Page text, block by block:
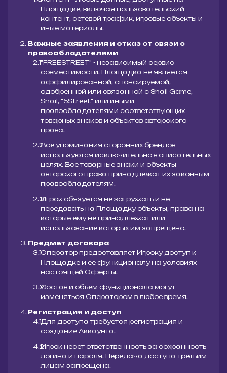
Площадке, включая пользовательский
контент, сетевой трафик, игровые объекты и
иные материалы.
Важные заявления и отказ от связи с
правообладателями
"FREESTREET" - независимый сервис
совместимости. Площадка не является
аффилированной, спонсируемой,
одобренной или связанной с Snail Game,
Snail, "5Street" или иными
правообладателями соответствующих
товарных знаков и объектов авторского
права.
Все упоминания сторонних брендов
используются исключительно в описательных
целях. Все товарные знаки и объекты
авторского права принадлежат их законным
правообладателям.
Игрок обязуется не загружать и не
передавать на Площадку объекты, права на
которые ему не принадлежат или
использование которых им запрещено.
Предмет договора
Оператор предоставляет Игроку доступ к
Площадке и ее функционалу на условиях
настоящей Оферты.
Состав и объем функционала могут
изменяться Оператором в любое время.
Регистрация и доступ
Для доступа требуется регистрация и
создание Аккаунта.
Игрок несет ответственность за сохранность
логина и пароля. Передача доступа третьим
лицам запрещена.